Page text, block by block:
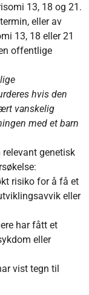
13, 18 og 21.
eller av
13, 18 eller 21
offentlige
hvis den
vanskelig
med et barn
genetisk
risiko for å få et
eller
har fått et
eller
vist tegn til